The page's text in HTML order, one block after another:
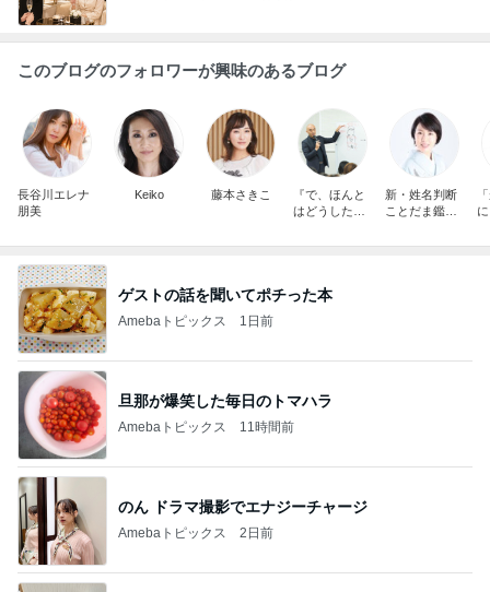
このブログのフォロワーが興味のあるブログ
長谷川エレナ
朋美
Keiko 藤本さきこ
『で、ほんと
はどうしたい
身調律セラピ
新・姓名判断
ことだま鑑
（言霊・Kotod
ゲストの話を聞いてポチった本
Amebaトピックス 1日前
旦那が爆笑した毎日のトマハラ
Amebaトピックス 11時間前
のん ドラマ撮影でエナジーチャージ
Amebaトピックス 2日前